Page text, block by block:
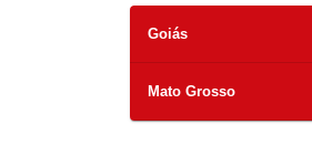
Goiás
Mato Grosso